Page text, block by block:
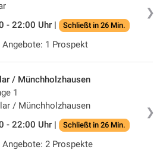
❯
- 22:00 Uhr |
Schließt in 26 Min.
Angebote: 1 Prospekt
❯
/ Münchholzhausen
1
/ Münchholzhausen
- 22:00 Uhr |
Schließt in 26 Min.
Angebote: 2 Prospekte